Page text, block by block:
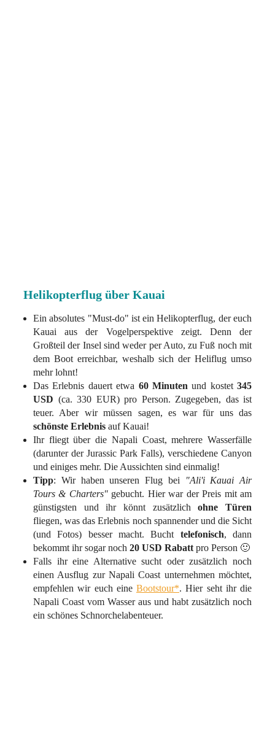
Helikopterflug über Kauai
Ein absolutes "Must-do" ist ein Helikopterflug, der euch
Kauai aus der Vogelperspektive zeigt. Denn der
Großteil der Insel sind weder per Auto, zu Fuß noch mit
dem Boot erreichbar, weshalb sich der Heliflug umso
mehr lohnt!
Das Erlebnis dauert etwa 60 Minutenund kostet 345
USD (ca. 330 EUR) pro Person. Zugegeben, das ist
teuer. Aber wir müssen sagen, es war für uns das
schönste Erlebnis auf Kauai!
Ihr fliegt über die Napali Coast, mehrere Wasserfälle
(darunter der Jurassic Park Falls), verschiedene Canyon
und einiges mehr. Die Aussichten sind einmalig!
Tipp: Wir haben unseren Flug bei
"Ali'i Kauai Air
Tours & Charters"gebucht. Hier war der Preis mit am
günstigsten und ihr könnt zusätzlichohne Türen
fliegen, was das Erlebnis noch spannender und die Sicht
(und Fotos) besser macht. Bucht telefonisch, dann
bekommt ihr sogar noch 20 USD Rabattpro Person 🙂
Falls ihr eine Alternative sucht oder zusätzlich noch
einen Ausflug zur Napali Coast unternehmen möchtet,
empfehlen wir euch eine Bootstour*. Hier seht ihr die
Napali Coast vom Wasser aus und habt zusätzlich noch
ein schönes Schnorchelabenteuer.